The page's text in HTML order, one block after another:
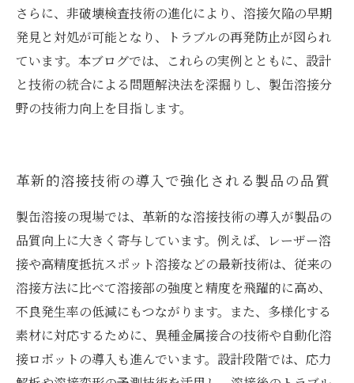
さらに、非破壊検査技術の進化により、溶接欠陥の早期
発見と対処が可能となり、トラブルの再発防止が図られ
ています。本ブログでは、これらの実例とともに、設計
と技術の統合による問題解決法を深掘りし、製缶溶接分
野の技術力向上を目指します。
革新的溶接技術の導入で強化される製品の品質
製缶溶接の現場では、革新的な溶接技術の導入が製品の
品質向上に大きく寄与しています。例えば、レーザー溶
接や高精度抵抗スポット溶接などの最新技術は、従来の
溶接方法に比べて溶接部の強度と精度を飛躍的に高め、
不良発生率の低減にもつながります。また、多様化する
素材に対応するために、異種金属接合の技術や自動化溶
接ロボットの導入も進んでいます。設計段階では、応力